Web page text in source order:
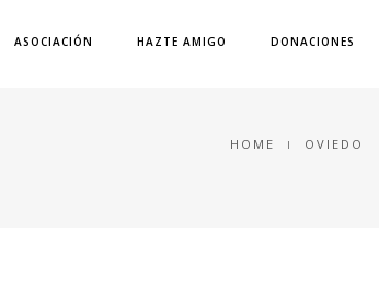
ASOCIACIÓN HAZTE AMIGO DONACIONES
HOME OVIEDO